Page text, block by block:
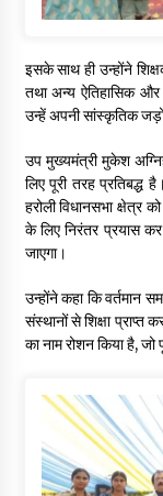
इसके साथ ही उन्होंने
तथा अन्य ऐतिहासिक
उन्हें अपनी सांस्कृतिक
उप मुख्यमंत्री मुकेश
लिए पूरी तरह प्रतिबद्ध
हरोली विधानसभा क्षेत्र
के लिए निरंतर प्रयास
जाएगा।
उन्होंने कहा कि वर्तमान
संस्थानों से शिक्षा प्राप्त
का नाम रोशन किया है, जो